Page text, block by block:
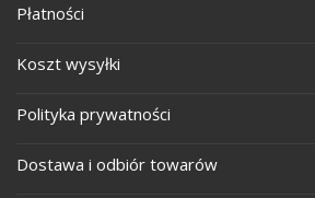
Płatności
Koszt wysyłki
Polityka prywatności
Dostawa i odbiór towarów